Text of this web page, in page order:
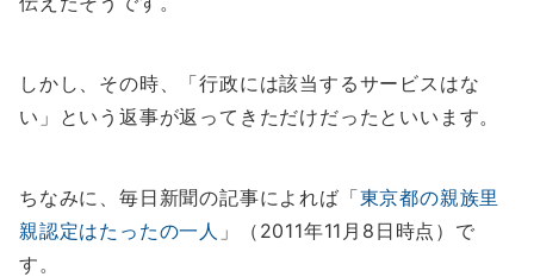
しかし、その時、「行政には該当するサービスはな
い」という返事が返ってきただけだったといいます。
ちなみに、毎日新聞の記事によれば「東京都の親族里
親認定はたったの一人 」（2011年11月8日時点）で
す。